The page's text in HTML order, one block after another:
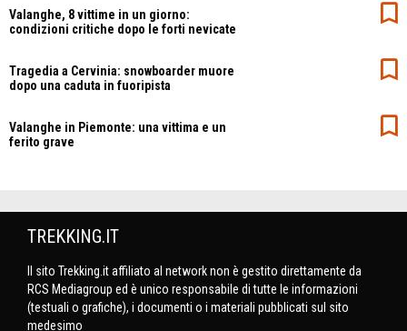
Valanghe, 8 vittime in un giorno:
condizioni critiche dopo le forti nevicate
Tragedia a Cervinia: snowboarder muore
dopo una caduta in fuoripista
Valanghe in Piemonte: una vittima e un
ferito grave
TREKKING.IT
Il sito Trekking.it affiliato al network non è gestito direttamente da
RCS Mediagroup ed è unico responsabile di tutte le informazioni
(testuali o grafiche), i documenti o i materiali pubblicati sul sito
medesimo